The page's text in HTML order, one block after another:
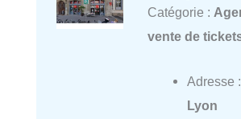
Catégorie :
vente de
Adresse :
Lyon